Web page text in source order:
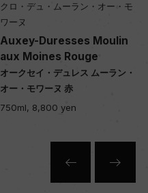
クロ・デュ・ムーラン・オー・モ
ワーヌ
Auxey-Duresses Moulin
aux Moines Rouge
オークセイ・デュレス ムーラン・
オー・モワーヌ 赤
750ml, 8,800 yen